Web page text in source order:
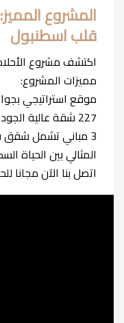
المشروع
قلب اسطنبول
اكتشف مشروع
مميزات المشروع:
موقع استراتيجي
227 شقة عالية الجودة تتراوح ما بين 1+1 و2+1 و3+1.
3 مباني تشمل شقق
المثالي بين الحياة
اتصل بنا الآن مجانا